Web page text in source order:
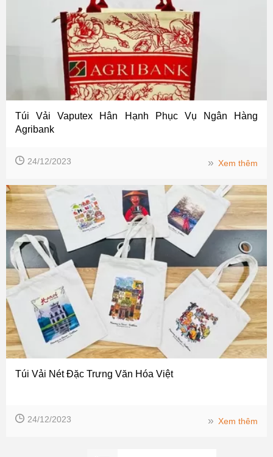
Túi Vải Vaputex Hân Hạnh Phục Vụ Ngân Hàng
Agribank
24/12/2023 ›› Xem thêm
Túi Vải Nét Đặc Trưng Văn Hóa Việt
24/12/2023 ›› Xem thêm